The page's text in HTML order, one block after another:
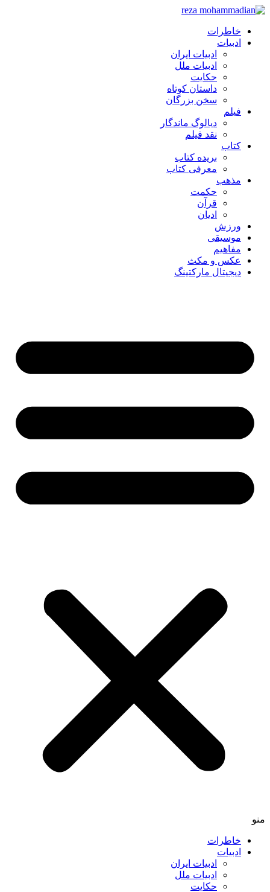
خاطرات
ادبیات
ادبیات ایران
ادبیات ملل
حکایت
داستان کوتاه
سخن بزرگان
فیلم
دیالوگ ماندگار
نقد فیلم
کتاب
بریده کتاب
معرفی کتاب
مذهب
حکمت
قرآن
ادیان
ورزش
موسیقی
مفاهیم
عکس و مکث
دیجیتال مارکتینگ
منو
خاطرات
ادبیات
ادبیات ایران
ادبیات ملل
حکایت